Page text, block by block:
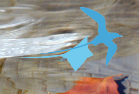
Passer
au
contenu